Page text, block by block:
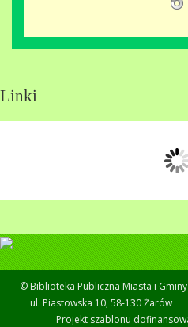
Linki
© Biblioteka Publiczna Miasta i
ul. Piastowska 10, 58-130 Żarów
Projekt szablonu